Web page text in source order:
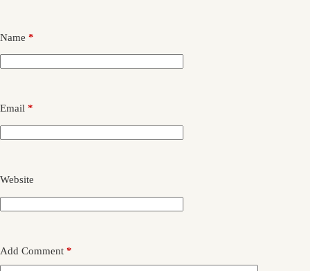
Name *
Email *
Website
Add Comment *